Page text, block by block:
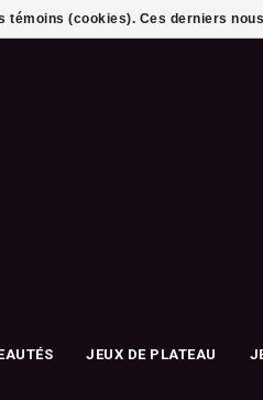
JEUX DE PLATEAU
(cookies). Ces derniers